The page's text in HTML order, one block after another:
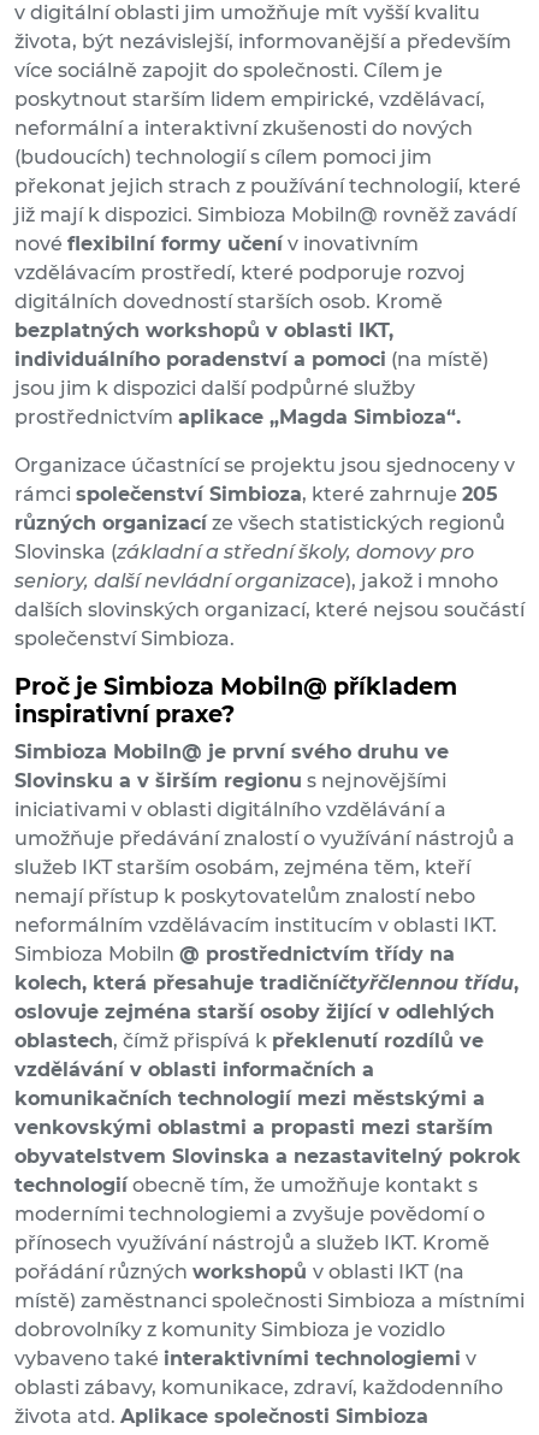
v digitální oblasti jim umožňuje mít vyšší kvalitu
života, být nezávislejší, informovanější a především
více sociálně zapojit do společnosti. Cílem je
poskytnout starším lidem empirické, vzdělávací,
neformální a interaktivní zkušenosti do nových
(budoucích) technologií s cílem pomoci jim
překonat jejich strach z používání technologií, které
již mají k dispozici. Simbioza Mobiln@ rovněž zavádí
nové flexibilní formy učenív inovativním
vzdělávacím prostředí, které podporuje rozvoj
digitálních dovedností starších osob. Kromě
bezplatných workshopů v oblasti IKT,
individuálního poradenství a pomoci (na místě)
jsou jim k dispozici další podpůrné služby
prostřednictvím aplikace „Magda Simbioza“.
Organizace účastnící se projektu jsou sjednoceny v
rámci společenství Simbioza, které zahrnuje 205
různých organizacíze všech statistických regionů
Slovinska (základní a střední školy, domovy pro
seniory, další nevládní organizace), jakož i mnoho
dalších slovinských organizací, které nejsou součástí
společenství Simbioza.
Proč je Simbioza Mobiln@ příkladem
inspirativní praxe?
Simbioza Mobiln@ je první svého druhu ve
Slovinsku a v širším regionu s nejnovějšími
iniciativami v oblasti digitálního vzdělávání a
umožňuje předávání znalostí o využívání nástrojů a
služeb IKT starším osobám, zejména těm, kteří
nemají přístup k poskytovatelům znalostí nebo
neformálním vzdělávacím institucím v oblasti IKT.
Simbioza Mobiln @ prostřednictvím třídy na
kolech, která přesahuje tradičníčtyřčlennou třídu,
oslovuje zejména starší osoby žijící v odlehlých
oblastech, čímž přispívá k překlenutí rozdílů ve
vzdělávání v oblasti informačních a
komunikačních technologií mezi městskými a
venkovskými oblastmi a propasti mezi starším
obyvatelstvem Slovinska a nezastavitelný pokrok
technologiíobecně tím, že umožňuje kontakt s
moderními technologiemi a zvyšuje povědomí o
přínosech využívání nástrojů a služeb IKT. Kromě
pořádání různých workshopů v oblasti IKT (na
místě) zaměstnanci společnosti Simbioza a místními
dobrovolníky z komunity Simbioza je vozidlo
vybaveno také interaktivními technologiemi v
oblasti zábavy, komunikace, zdraví, každodenního
života atd. Aplikace společnosti Simbioza